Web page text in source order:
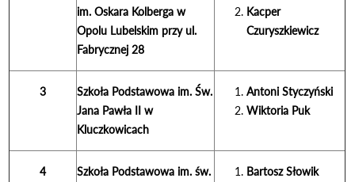
im. Oskara Kolberga w
Opolu Lubelskim przy ul.
Fabrycznej 28
Kacper
Czuryszkiewicz
3
Szkoła Podstawowa im. Św.
Jana Pawła II w
Kluczkowicach
Antoni Styczyński
Wiktoria Puk
4
Szkoła Podstawowa im. św.
Bartosz Słowik